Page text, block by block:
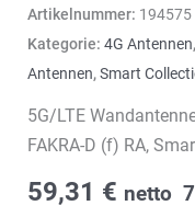
Artikelnummer: 194575
Kategorie: 4G Antennen,
Antennen,Smart
5G/LTE
FAKRA-D (f) RA,
59,31 € netto